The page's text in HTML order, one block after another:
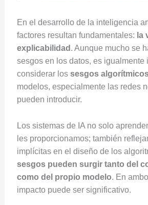
En el desarrollo de la inteligencia
factores resultan fundamentales: la
explicabilidad . Aunque mucho se
sesgos en los datos, es igualmente
considerar los sesgos
modelos, especialmente las redes
pueden introducir.
Los sistemas de IA no solo
les proporcionamos; también
implícitas en el diseño de los
sesgos pueden surgir tanto del
como del propio modelo. En
impacto puede ser significativo.